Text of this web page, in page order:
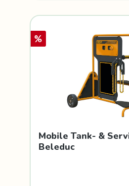
%
Mobile Tank- &
Beleduc